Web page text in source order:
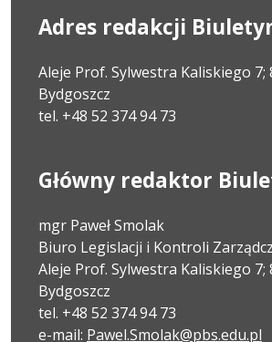
Adres redakcji
Aleje Prof. Sylwestra Kaliskiego 7;
Bydgoszcz
tel. +48 52 374 94 73
Główny redaktor
mgr Paweł Smolak
Biuro Legislacji i Kontroli
Aleje Prof. Sylwestra Kaliskiego 7;
Bydgoszcz
tel. +48 52 374 94 73
e-mail: Pawel.Smolak@pbs.edu.pl